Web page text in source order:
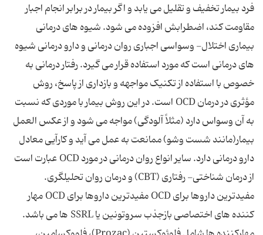
فرد بیمار تخفیف و تقلیل می ‌یابد و اگر بیمار در برابر انجام اجبار
مقاومت کند، اضطرابش افزوده می ‌شود. شیوه‌ های درمانی
بیماری اختلال- وسواسی اجباری روان درمانی و دارو درمانی شیوه‌
های درمانی است که مورد استفاده قرار می‌ گیرد. رفتار درمانی به
خصوص با استفاده از تکنیک مواجهه و بازداری از پاسخ، روش
مؤثری در درمان OCD است. در این روش بیمار با موردی که نسبت
به آن وسواس دارد (مثلاً آلودگی) مواجه می‌ شود و از عکس‌ العمل
بیمار(مانند شست وشو) ممانعت به عمل می ‌آید و کارآیی معادل
دارو درمانی دارد. سایر انواع روان درمانی در مورد OCD عبارت است
از درمان شناختی- رفتاری (CBT) و درمان روان تحلیلگری.
مفیدترین داروها برای OCD مفیدترین داروها برای OCD مهار
کننده ‌های اختصاصی بازجذب سروتونین یا SSRL ها می باشد.